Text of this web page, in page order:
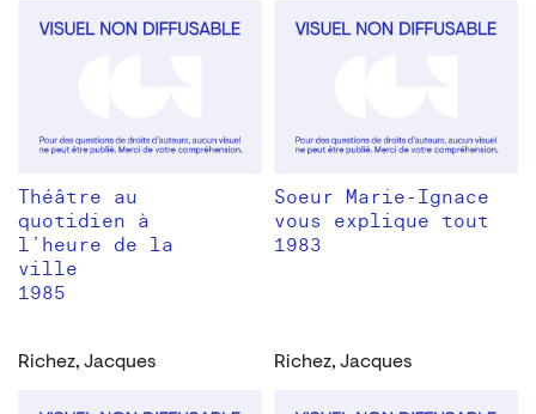
Théâtre au
quotidien à
l’heure de la
ville
1985
Soeur Marie-Ignace
vous explique tout
1983
Richez, Jacques Richez, Jacques